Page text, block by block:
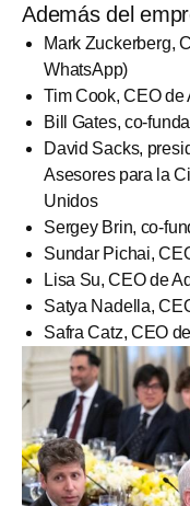
Además del
Mark Zuckerberg,
WhatsApp)
Tim Cook, CEO de
Bill Gates, co-
David Sacks,
Asesores para la
Unidos
Sergey Brin, co-
Sundar Pichai,
Lisa Su, CEO de
Satya Nadella,
Safra Catz, CEO